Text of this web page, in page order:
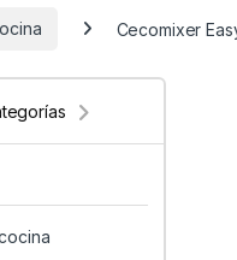
Cecomixer